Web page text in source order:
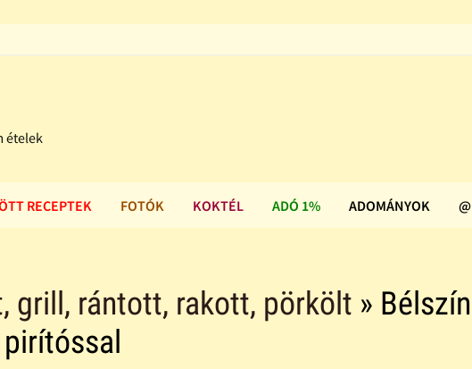
ételek
RECEPTEK FOTÓK KOKTÉL ADÓ 1% ADOMÁNYOK @
grill, rántott, rakott, pörkölt » Bélszín